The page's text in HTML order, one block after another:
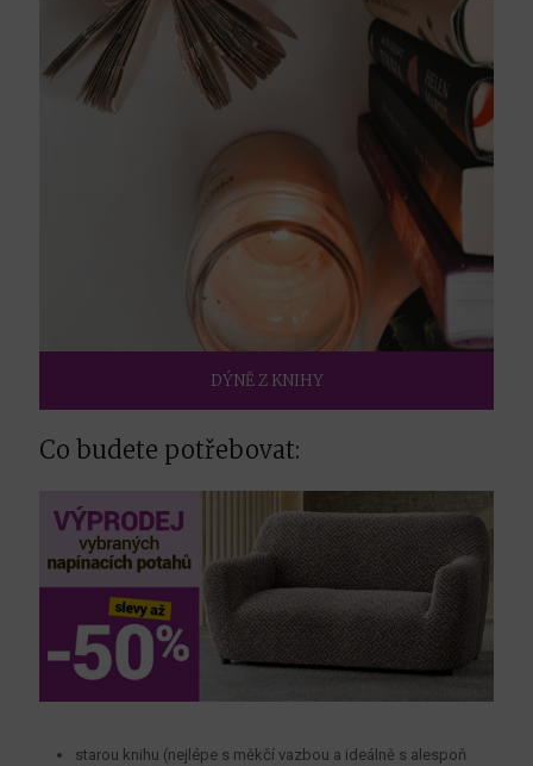
DÝNĚ Z KNIHY
Co budete potřebovat:
starou knihu (nejlépe s měkčí vazbou a ideálně s alespoň